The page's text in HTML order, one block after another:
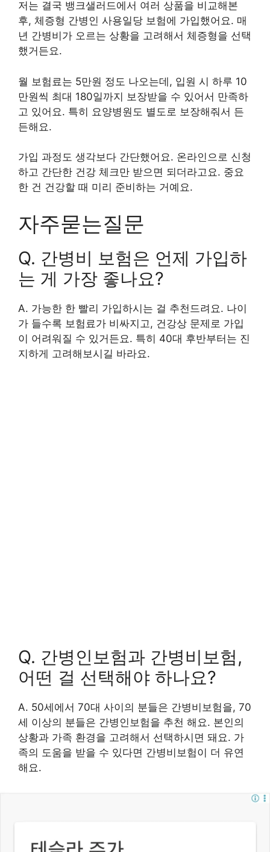
저는 결국 뱅크샐러드에서 여러 상품을 비교해본
후, 체증형 간병인 사용일당 보험에 가입했어요. 매
년 간병비가 오르는 상황을 고려해서 체증형을 선택
했거든요.
월 보험료는 5만원 정도 나오는데, 입원 시 하루 10
만원씩 최대 180일까지 보장받을 수 있어서 만족하
고 있어요. 특히 요양병원도 별도로 보장해줘서 든
든해요.
가입 과정도 생각보다 간단했어요. 온라인으로 신청
하고 간단한 건강 체크만 받으면 되더라고요. 중요
한 건 건강할 때 미리 준비하는 거예요.
자주묻는질문
Q. 간병비 보험은 언제 가입하
는 게 가장 좋나요?
A. 가능한 한 빨리 가입하시는 걸 추천드려요. 나이
가 들수록 보험료가 비싸지고, 건강상 문제로 가입
이 어려워질 수 있거든요. 특히 40대 후반부터는 진
지하게 고려해보시길 바라요.
Q. 간병인보험과 간병비보험,
어떤 걸 선택해야 하나요?
A. 50세에서 70대 사이의 분들은 간병비보험을, 70
세 이상의 분들은 간병인보험을 추천 해요. 본인의
상황과 가족 환경을 고려해서 선택하시면 돼요. 가
족의 도움을 받을 수 있다면 간병비보험이 더 유연
해요.